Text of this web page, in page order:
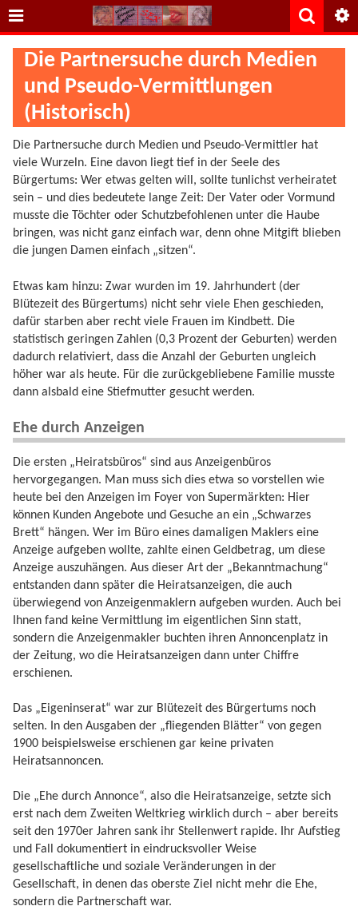
Die Partnersuche durch Medien
und Pseudo-Vermittlungen
(Historisch)
Die Partnersuche durch Medien und Pseudo-Vermittler hat
viele Wurzeln. Eine davon liegt tief in der Seele des
Bürgertums: Wer etwas gelten will, sollte tunlichst verheiratet
sein – und dies bedeutete lange Zeit: Der Vater oder Vormund
musste die Töchter oder Schutzbefohlenen unter die Haube
bringen, was nicht ganz einfach war, denn ohne Mitgift blieben
die jungen Damen einfach „sitzen“.
Etwas kam hinzu: Zwar wurden im 19. Jahrhundert (der
Blütezeit des Bürgertums) nicht sehr viele Ehen geschieden,
dafür starben aber recht viele Frauen im Kindbett. Die
statistisch geringen Zahlen (0,3 Prozent der Geburten) werden
dadurch relativiert, dass die Anzahl der Geburten ungleich
höher war als heute. Für die zurückgebliebene Familie musste
dann alsbald eine Stiefmutter gesucht werden.
Ehe durch Anzeigen
Die ersten „Heiratsbüros“ sind aus Anzeigenbüros
hervorgegangen. Man muss sich dies etwa so vorstellen wie
heute bei den Anzeigen im Foyer von Supermärkten: Hier
können Kunden Angebote und Gesuche an ein „Schwarzes
Brett“ hängen. Wer im Büro eines damaligen Maklers eine
Anzeige aufgeben wollte, zahlte einen Geldbetrag, um diese
Anzeige auszuhängen. Aus dieser Art der „Bekanntmachung“
entstanden dann später die Heiratsanzeigen, die auch
überwiegend von Anzeigenmaklern aufgeben wurden. Auch bei
Ihnen fand keine Vermittlung im eigentlichen Sinn statt,
sondern die Anzeigenmakler buchten ihren Annoncenplatz in
der Zeitung, wo die Heiratsanzeigen dann unter Chiffre
erschienen.
Das „Eigeninserat“ war zur Blütezeit des Bürgertums noch
selten. In den Ausgaben der „fliegenden Blätter“ von gegen
1900 beispielsweise erschienen gar keine privaten
Heiratsannoncen.
Die „Ehe durch Annonce“, also die Heiratsanzeige, setzte sich
erst nach dem Zweiten Weltkrieg wirklich durch – aber bereits
seit den 1970er Jahren sank ihr Stellenwert rapide. Ihr Aufstieg
und Fall dokumentiert in eindrucksvoller Weise
gesellschaftliche und soziale Veränderungen in der
Gesellschaft, in denen das oberste Ziel nicht mehr die Ehe,
sondern die Partnerschaft war.